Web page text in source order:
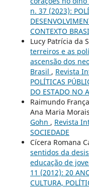
n. 37 (2023):
CONTEXTO
Lucy Patrícia da
terreiros e as
ascensão dos
Brasil , Revista
POLÍTICAS
DO ESTADO NO
Raimundo
Ana Maria
Gohn , Revista
SOCIEDADE
Cícera Romana
sentidos da
educação de
11 (2012): 20
CULTURA,